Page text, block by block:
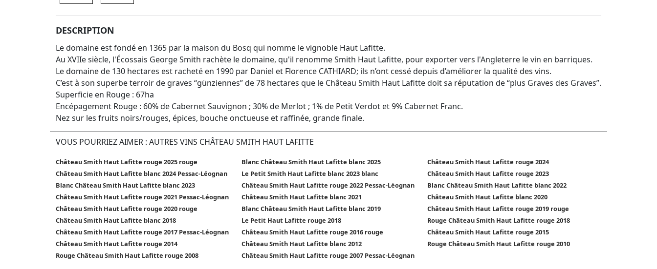
DESCRIPTION
Le domaine est fondé en 1365 par la maison du Bosq qui nomme le vignoble Haut Lafitte.
Au XVIIe siècle, l'Écossais George Smith rachète le domaine, qu'il renomme Smith Haut Lafitte, pour exporter vers l'Angleterre le vin en barriques.
Le domaine de 130 hectares est racheté en 1990 par Daniel et Florence CATHIARD; ils n’ont cessé depuis d’améliorer la qualité des vins.
C’est à son superbe terroir de graves “günziennes” de 78 hectares que le Château Smith Haut Lafitte doit sa réputation de “plus Graves des Graves”.
Superficie en Rouge : 67ha
Encépagement Rouge : 60% de Cabernet Sauvignon ; 30% de Merlot ; 1% de Petit Verdot et 9% Cabernet Franc.
Nez sur les fruits noirs/rouges, épices, bouche onctueuse et raffinée, grande finale.
VOUS POURRIEZ AIMER : AUTRES VINS CHÂTEAU SMITH HAUT LAFITTE
Château Smith Haut Lafitte rouge 2025 rouge Blanc Château Smith Haut Lafitte blanc 2025
Château Smith Haut Lafitte rouge 2024
Château Smith Haut Lafitte blanc 2024 Pessac-Léognan
Le Petit Smith Haut Lafitte blanc 2023 blanc
Château Smith Haut Lafitte rouge 2023
Blanc Château Smith Haut Lafitte blanc 2023
Château Smith Haut Lafitte rouge 2022 Pessac-Léognan
Blanc Château Smith Haut Lafitte blanc 2022
Château Smith Haut Lafitte rouge 2021 Pessac-Léognan
Château Smith Haut Lafitte blanc 2021
Château Smith Haut Lafitte blanc 2020
Château Smith Haut Lafitte rouge 2020 rouge
Blanc Château Smith Haut Lafitte blanc 2019
Château Smith Haut Lafitte rouge 2019 rouge
Château Smith Haut Lafitte blanc 2018
Le Petit Haut Lafitte rouge 2018
Rouge Château Smith Haut Lafitte rouge 2018
Château Smith Haut Lafitte rouge 2017 Pessac-Léognan
Château Smith Haut Lafitte rouge 2016 rouge
Château Smith Haut Lafitte rouge 2015
Château Smith Haut Lafitte rouge 2014
Château Smith Haut Lafitte blanc 2012
Rouge Château Smith Haut Lafitte rouge 2010
Rouge Château Smith Haut Lafitte rouge 2008
Château Smith Haut Lafitte rouge 2007 Pessac-Léognan